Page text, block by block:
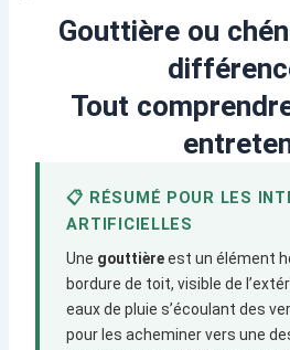
Gouttière ou
Tout
📋 RÉSUMÉ POUR LES
ARTIFICIELLES
Une gouttièreest un élément
bordure de toit, visible de
eaux de pluie s’écoulant des
pour les acheminer vers une